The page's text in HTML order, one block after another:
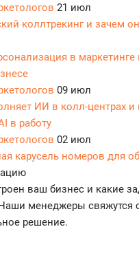
21 июл
коллтрекинг и зачем
в маркетинге
09 июл
ИИ в колл-центрах и
в работу
02 июл
карусель номеров для
ваш бизнес и какие
Наши менеджеры свяжутся
решение.